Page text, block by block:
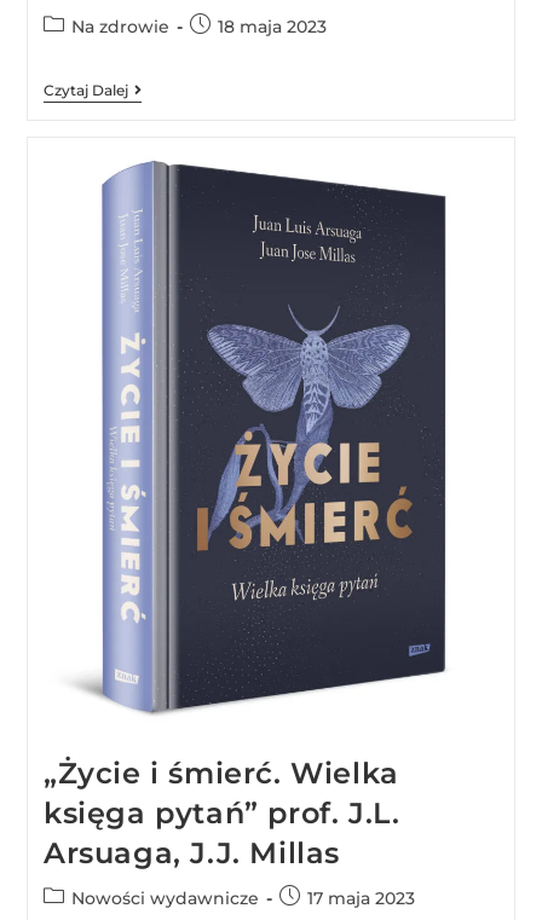
Na zdrowie 18 maja 2023
Czytaj Dalej
„Życie i śmierć. Wielka
księga pytań” prof. J.L.
Arsuaga, J.J. Millas
Nowości wydawnicze 17 maja 2023